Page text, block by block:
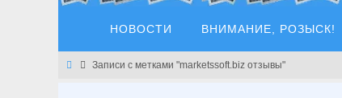
НОВОСТИ ВНИМАНИЕ, РОЗЫСК!
Главная
Записи с метками "marketssoft.biz отзывы"